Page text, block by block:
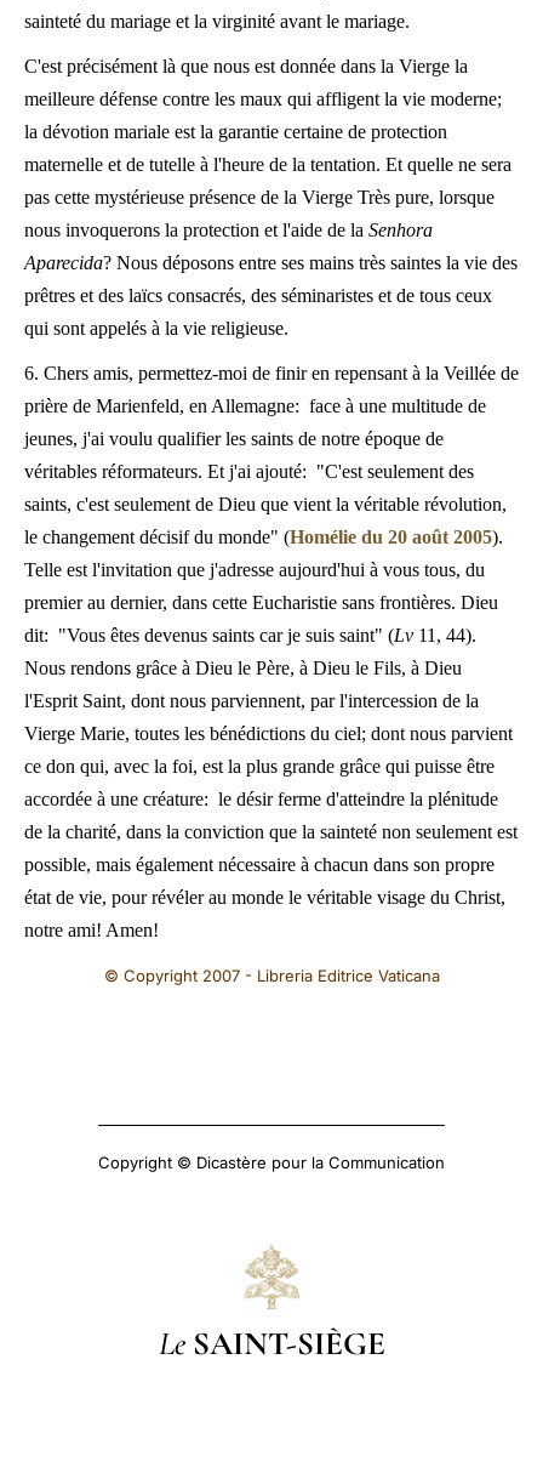
sainteté du mariage et la virginité avant le mariage.
C'est précisément là que nous est donnée dans la Vierge la
meilleure défense contre les maux qui affligent la vie moderne;
la dévotion mariale est la garantie certaine de protection
maternelle et de tutelle à l'heure de la tentation. Et quelle ne sera
pas cette mystérieuse présence de la Vierge Très pure, lorsque
nous invoquerons la protection et l'aide de la Senhora
Aparecida? Nous déposons entre ses mains très saintes la vie des
prêtres et des laïcs consacrés, des séminaristes et de tous ceux
qui sont appelés à la vie religieuse.
6. Chers amis, permettez-moi de finir en repensant à la Veillée de
prière de Marienfeld, en Allemagne: face à une multitude de
jeunes, j'ai voulu qualifier les saints de notre époque de
véritables réformateurs. Et j'ai ajouté: "C'est seulement des
saints, c'est seulement de Dieu que vient la véritable révolution,
le changement décisif du monde" (Homélie du 20 août 2005).
Telle est l'invitation que j'adresse aujourd'hui à vous tous, du
premier au dernier, dans cette Eucharistie sans frontières. Dieu
dit: "Vous êtes devenus saints car je suis saint" (Lv 11, 44).
Nous rendons grâce à Dieu le Père, à Dieu le Fils, à Dieu
l'Esprit Saint, dont nous parviennent, par l'intercession de la
Vierge Marie, toutes les bénédictions du ciel; dont nous parvient
ce don qui, avec la foi, est la plus grande grâce qui puisse être
accordée à une créature: le désir ferme d'atteindre la plénitude
de la charité, dans la conviction que la sainteté non seulement est
possible, mais également nécessaire à chacun dans son propre
état de vie, pour révéler au monde le véritable visage du Christ,
notre ami! Amen!
© Copyright 2007 - Libreria Editrice Vaticana
Copyright © Dicastère pour la Communication
Le SAINT-SIÈGE